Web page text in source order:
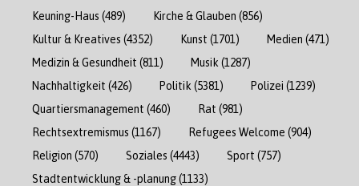
Keuning-Haus (489) Kirche & Glauben (856)
Kultur & Kreatives (4352) Kunst (1701) Medien (471)
Medizin & Gesundheit (811) Musik (1287)
Nachhaltigkeit (426) Politik (5381) Polizei (1239)
Quartiersmanagement (460) Rat (981)
Rechtsextremismus (1167) Refugees Welcome (904)
Religion (570) Soziales (4443) Sport (757)
Stadtentwicklung & -planung(1133)